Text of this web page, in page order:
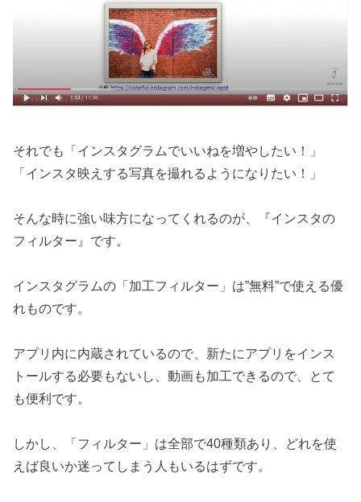
それでも「インスタグラムでいいねを増やしたい！」
「インスタ映えする写真を撮れるようになりたい！」
そんな時に強い味方になってくれるのが、『インスタの
フィルター』です。
インスタグラムの「加工フィルター」は”無料”で使える優
れものです。
アプリ内に内蔵されているので、新たにアプリをインス
トールする必要もないし、動画も加工できるので、とて
も便利です。
しかし、「フィルター」は全部で40種類あり、どれを使
えば良いか迷ってしまう人もいるはずです。